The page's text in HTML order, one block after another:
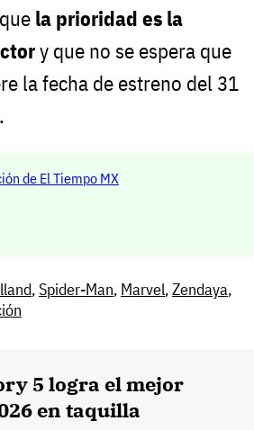
la prioridad es la
y que no se espera que
la fecha de estreno del 31
de El Tiempo MX
, Spider-Man, Marvel,Zendaya,
5 logra el mejor
en taquilla